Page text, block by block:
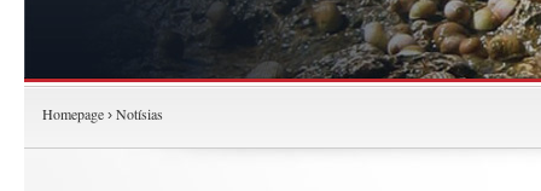
Homepage › Notísias